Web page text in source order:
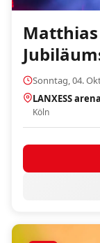
Matthias
Sonntag, 04.
LANXESS arena
Köln